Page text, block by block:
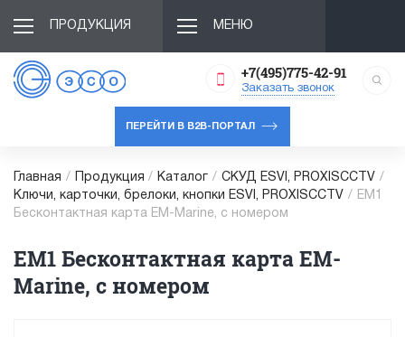
ПРОДУКЦИЯ МЕНЮ
+7(495)775-42-91
Заказать звонок
ПЕРЕЙТИ В B2B-ПОРТАЛ
Главная / Продукция / Каталог / СКУД ESVI, PROXISCCTV /
Ключи, карточки, брелоки, кнопки ESVI, PROXISCCTV /
EM1
Бесконтактная карта EM-Marine, с номером
EM1 Бесконтактная карта EM-
Marine, с номером